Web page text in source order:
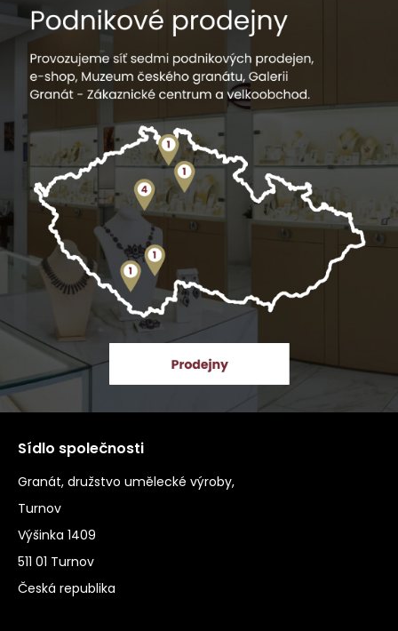
Sídlo společnosti
Granát, družstvo umělecké výroby,
Turnov
Výšinka 1409
511 01 Turnov
Česká republika